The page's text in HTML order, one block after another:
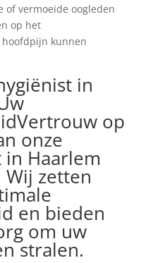
of vermoeide oogleden
op het
hoofdpijn kunnen
in
op
onze
Haarlem
Wij zetten
en bieden
om uw
stralen.